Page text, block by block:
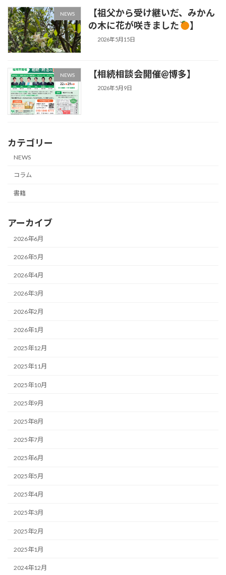
NEWS
【祖父から受け継いだ、みかん
の木に花が咲きました
】
2026年5月15日
NEWS 【相続相談会開催@博多】
2026年5月9日
カテゴリー
NEWS
コラム
書籍
アーカイブ
2026年6月
2026年5月
2026年4月
2026年3月
2026年2月
2026年1月
2025年12月
2025年11月
2025年10月
2025年9月
2025年8月
2025年7月
2025年6月
2025年5月
2025年4月
2025年3月
2025年2月
2025年1月
2024年12月